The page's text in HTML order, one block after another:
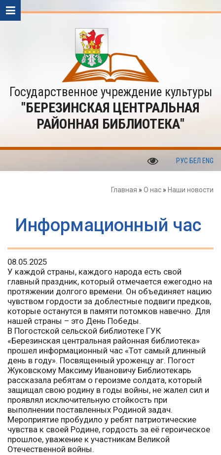
Государственное учреждение культуры
"БЕРЕЗИНСКАЯ ЦЕНТРАЛЬНАЯ
РАЙОННАЯ БИБЛИОТЕКА"
РУС БЕЛ ENG
Главная » О нас » Наши новости
Информационный час
08.05.2025
У каждой страны, каждого народа есть свой
главный праздник, который отмечается ежегодно на
протяжении долгого времени. Он объединяет нацию
чувством гордости за доблестные подвиги предков,
которые останутся в памяти потомков навечно. Для
нашей страны – это День Победы.
В Погостской сельской библиотеке ГУК
«Березинская центральная районная библиотека»
прошел информационный час «Тот самый длинный
день в году». Посвященный уроженцу аг. Погост
Жуковскому Максиму Ивановичу Библиотекарь
рассказала ребятам о героизме солдата, который
защищал свою родину в годы войны, не жалел сил и
проявлял исключительную стойкость при
выполнении поставленных Родиной задач.
Мероприятие пробудило у ребят патриотические
чувства к своей Родине, гордость за её героическое
прошлое, уважение к участникам Великой
Отечественной войны.